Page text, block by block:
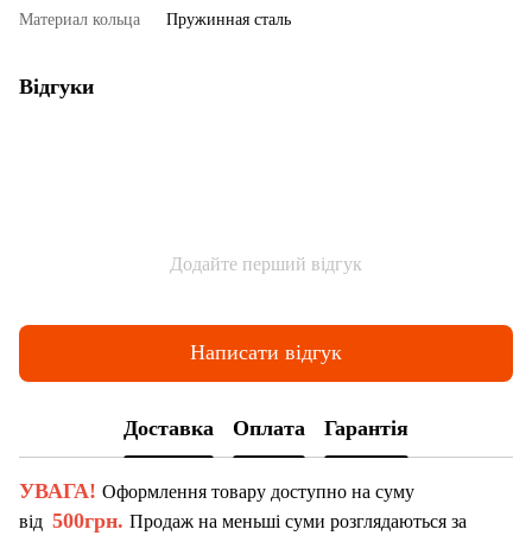
Материал кольца
Пружинная сталь
Відгуки
Додайте перший відгук
Написати відгук
Доставка Оплата Гарантія
УВАГА! Оформлення товару доступно на суму
від 500грн. Продаж на меньші суми розглядаються за